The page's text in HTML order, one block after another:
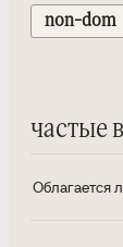
non-dom
частые
Облагается